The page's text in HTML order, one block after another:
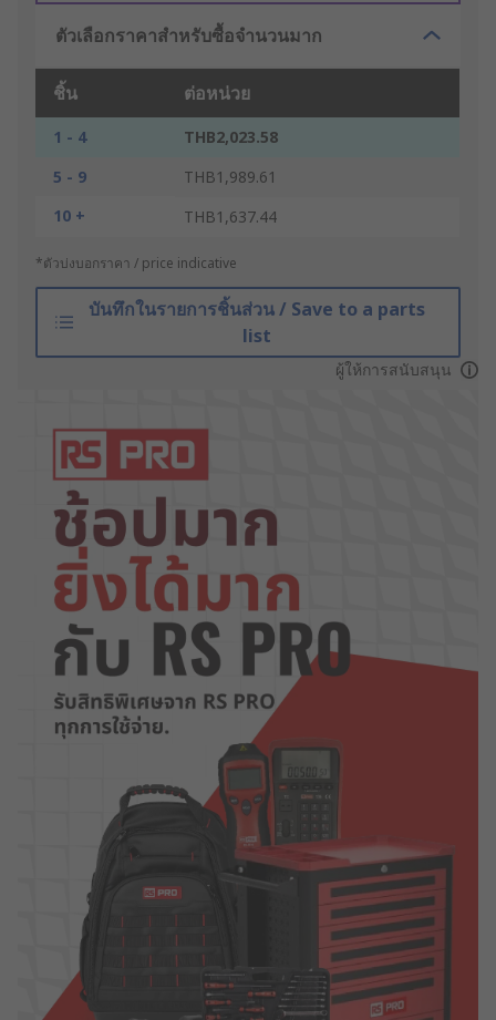
ตัวเลือกราคาสำหรับซื้อจำนวนมาก
ชิ้น ต่อหน่วย
1 - 4
THB2,023.58
5 - 9
THB1,989.61
10 +
THB1,637.44
*ตัวบ่งบอกราคา / price indicative
บันทึกในรายการชิ้นส่วน / Save to a parts
list
ผู้ให้การสนับสนุน